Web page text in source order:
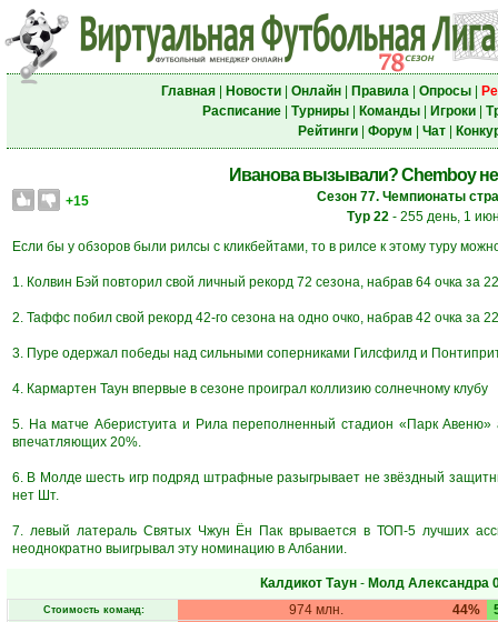
Главная| Новости| Онлайн| Правила| Опросы|
Расписание| Турниры| Команды| Игроки|
Рейтинги| Форум Чат|
Иванова вызывали? Chemboy
+15
Сезон 77. Чемпионаты
Тур 22 - 255 день, 1
Если бы у обзоров были рилсы с кликбейтами, то в рилсе к этому туру
1. Колвин Бэй повторил свой личный рекорд 72 сезона, набрав 64 очка за
2. Таффс побил свой рекорд 42-го сезона на одно очко, набрав 42 очка за
3. Пуре одержал победы над сильными соперниками Гилсфилд и
4. Кармартен Таун впервые в сезоне проиграл коллизию солнечному клубу
5. На матче Аберистуита и Рила переполненный стадион «Парк Авеню»
впечатляющих 20%.
6. В Молде шесть игр подряд штрафные разыгрывает не звёздный
нет Шт.
7. левый латераль Святых Чжун Ён Пак врывается в ТОП-5 лучших
неоднократно выигрывал эту номинацию в Албании.
Калдикот Таун- Молд Александра
Стоимость команд: 44%
974 млн.